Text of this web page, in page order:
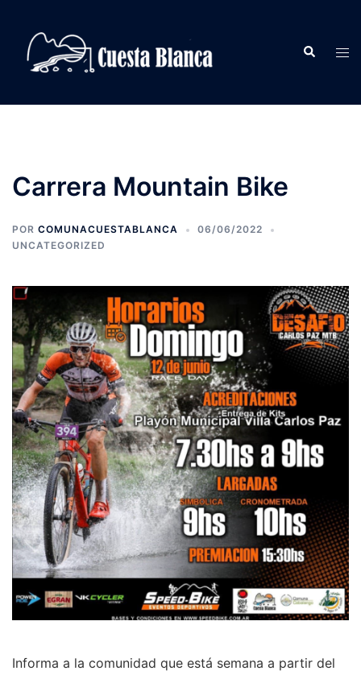
contenido
Buscar
Carrera Mountain Bike
POR COMUNACUESTABLANCA
06/06/2022
UNCATEGORIZED
Informa a la comunidad que está semana a partir del